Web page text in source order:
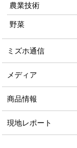
農業技術
野菜
ミズホ通信
メディア
商品情報
現地レポート